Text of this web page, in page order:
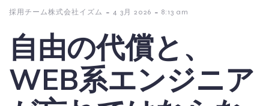
採用チーム株式会社イズム - 4 3月 2026 - 8:13 am
自由の代償と、
WEB系エンジニア